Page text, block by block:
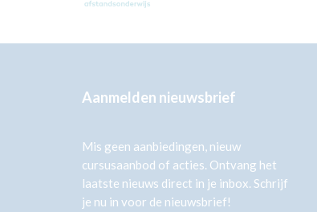
Aanmelden nieuwsbrief
Mis geen aanbiedingen, nieuw
cursusaanbod of acties. Ontvang het
laatste nieuws direct in je inbox. Schrijf
je nu in voor de nieuwsbrief!